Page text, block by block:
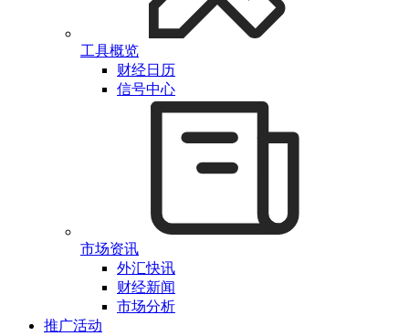
工具概览
财经日历
信号中心
市场资讯
外汇快讯
财经新闻
市场分析
推广活动